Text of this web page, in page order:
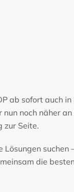
ab sofort auch
noch näher an
zur Seite.
suchen
die